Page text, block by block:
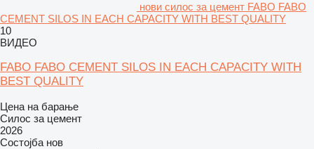
нови силос за цемент FABO FABO
CEMENT SILOS IN EACH CAPACITY WITH BEST QUALITY
10
ВИДЕО
FABO FABO CEMENT SILOS IN EACH CAPACITY WITH
BEST QUALITY
Цена на барање
Силос за цемент
2026
Состојба нов